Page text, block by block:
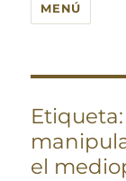
MENÚ
Etiqueta:
el